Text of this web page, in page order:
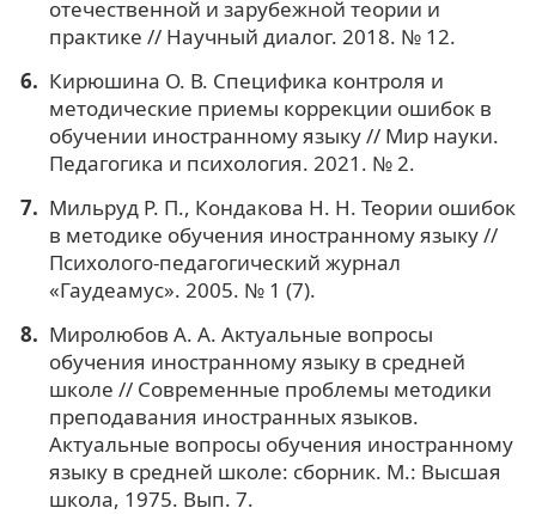
отечественной и зарубежной теории и
практике // Научный диалог. 2018. № 12.
Кирюшина О. В. Специфика контроля и
методические приемы коррекции ошибок в
обучении иностранному языку // Мир науки.
Педагогика и психология. 2021. № 2.
Мильруд Р. П., Кондакова Н. Н. Теории ошибок
в методике обучения иностранному языку //
Психолого-педагогический журнал
«Гаудеамус». 2005. № 1 (7).
Миролюбов А. А. Актуальные вопросы
обучения иностранному языку в средней
школе // Современные проблемы методики
преподавания иностранных языков.
Актуальные вопросы обучения иностранному
языку в средней школе: сборник. М.: Высшая
школа, 1975. Вып. 7.